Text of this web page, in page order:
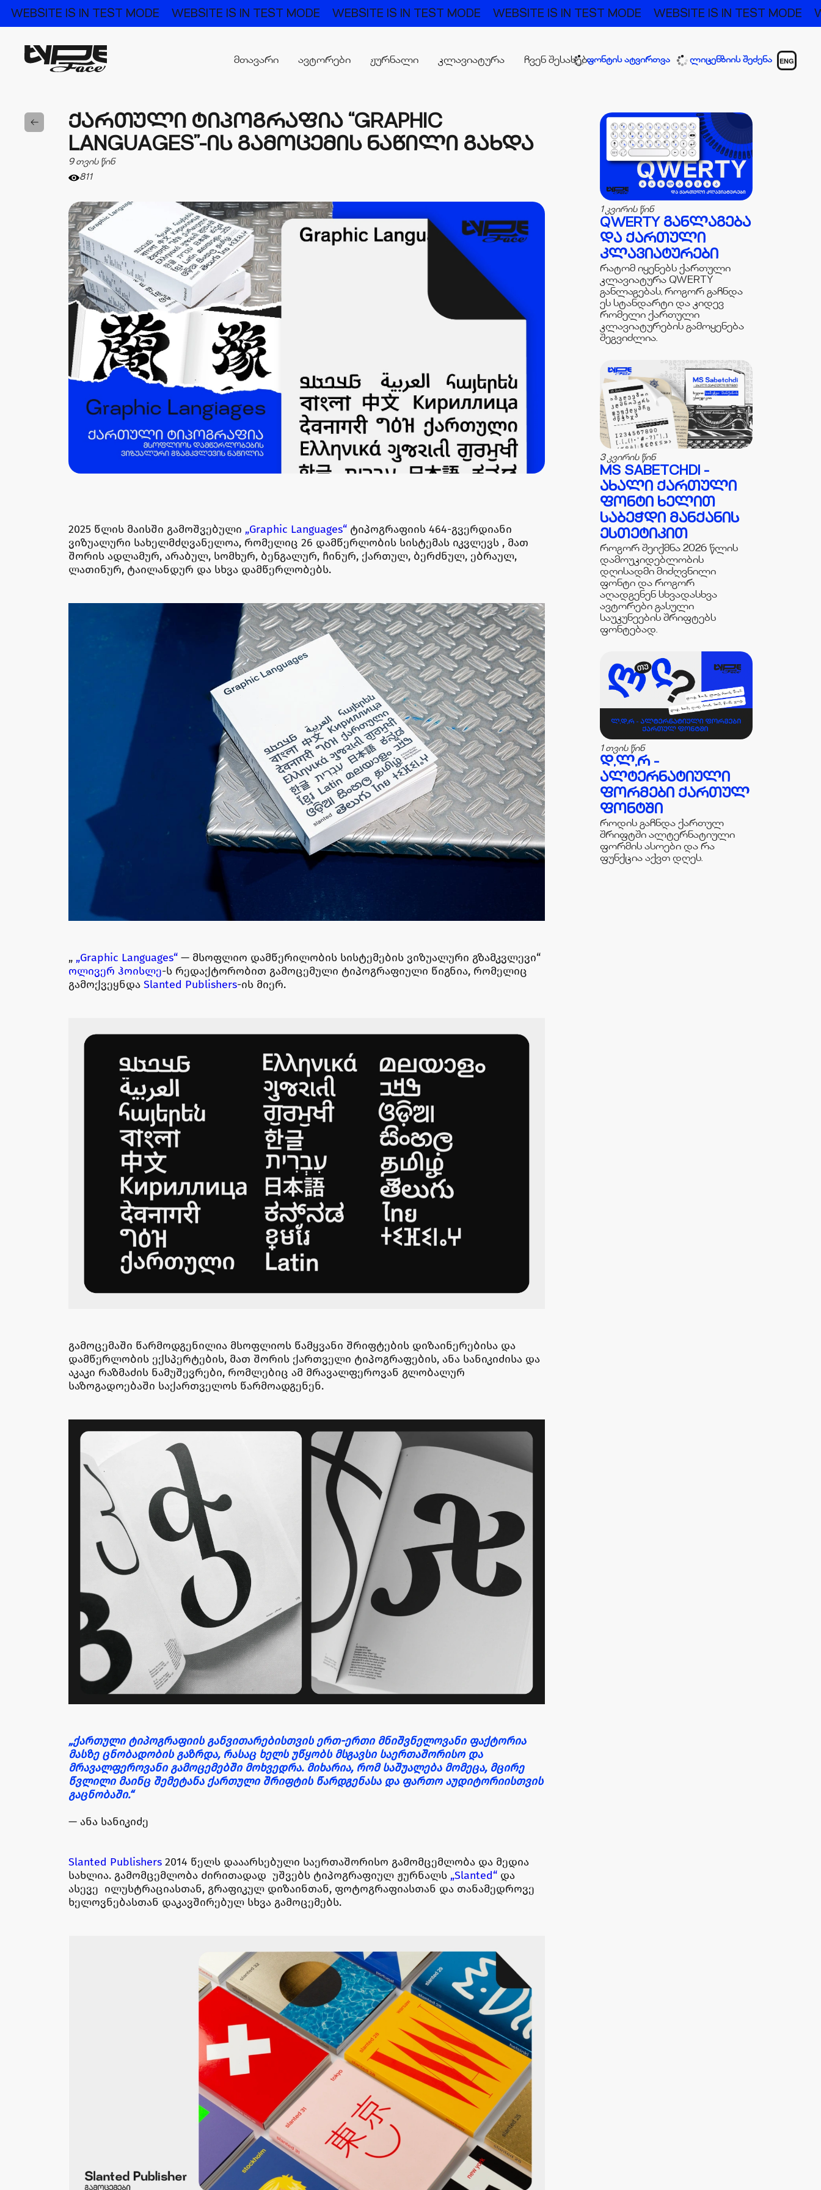
WEBSITE IS IN TEST MODE WEBSITE IS IN TEST MODE WEBSITE IS IN TEST MODE WEBSITE IS IN TEST MODE WEBSITE IS IN TEST MODE
მთავარი ავტორები ჟურნალი კლავიატურა ჩვენ შესახებფონტის ატვირთვა ლიცენზიის შეძენა ENG
ᲥᲐᲠᲗᲣᲚᲘ ᲢᲘᲞᲝᲒᲠᲐᲤᲘᲐ “GRAPHIC
LANGUAGES”-ᲘᲡ ᲒᲐᲛᲝᲪᲔᲛᲘᲡ ᲜᲐᲬᲘᲚᲘ ᲒᲐᲮᲓᲐ
9 თვის წინ
811
2025 წლის მაისში გამოშვებული „Graphic Languages“ ტიპოგრაფიის 464-გვერდიანი
ვიზუალური სახელმძღვანელოა, რომელიც 26 დამწერლობის სისტემას იკვლევს , მათ
შორის ადლამურ, არაბულ, სომხურ, ბენგალურ, ჩინურ, ქართულ, ბერძნულ, ებრაულ,
ლათინურ, ტაილანდურ და სხვა დამწერლობებს.
„ „Graphic Languages“ — მსოფლიო დამწერილობის სისტემების ვიზუალური გზამკვლევი“
ოლივერ ჰოისლე-ს რედაქტორობით გამოცემული ტიპოგრაფიული წიგნია, რომელიც
გამოქვეყნდა Slanted Publishers-ის მიერ.
გამოცემაში წარმოდგენილია მსოფლიოს წამყვანი შრიფტების დიზაინერებისა და
დამწერლობის ექსპერტების, მათ შორის ქართველი ტიპოგრაფების, ანა სანიკიძისა და
აკაკი რაზმაძის ნამუშევრები, რომლებიც ამ მრავალფეროვან გლობალურ
საზოგადოებაში საქართველოს წარმოადგენენ.
„ქართული ტიპოგრაფიის განვითარებისთვის ერთ-ერთი მნიშვნელოვანი ფაქტორია
მასზე ცნობადობის გაზრდა, რასაც ხელს უწყობს მსგავსი საერთაშორისო და
მრავალფეროვანი გამოცემებში მოხვედრა. მიხარია, რომ საშუალება მომეცა, მცირე
წვლილი მაინც შემეტანა ქართული შრიფტის წარდგენასა და ფართო აუდიტორიისთვის
გაცნობაში.“
— ანა სანიკიძე
Slanted Publishers 2014 წელს დააარსებული საერთაშორისო გამომცემლობა და მედია
სახლია. გამომცემლობა ძირითადად უშვებს ტიპოგრაფიულ ჟურნალს „Slanted“ და
ასევე ილუსტრაციასთან, გრაფიკულ დიზაინთან, ფოტოგრაფიასთან და თანამედროვე
ხელოვნებასთან დაკავშირებულ სხვა გამოცემებს.
1 კვირის წინ
QWERTY ᲒᲐᲜᲚᲐᲒᲔᲑᲐ
ᲓᲐ ᲥᲐᲠᲗᲣᲚᲘ
ᲙᲚᲐᲕᲘᲐᲢᲣᲠᲔᲑᲘ
რატომ იყენებს ქართული
კლავიატურა QWERTY
განლაგებას, როგორ გაჩნდა
ეს სტანდარტი და კიდევ
რომელი ქართული
კლავიატურების გამოყენება
შეგვიძლია.
3 კვირის წინ
MS SABETCHDI -
ᲐᲮᲐᲚᲘ ᲥᲐᲠᲗᲣᲚᲘ
ᲤᲝᲜᲢᲘ ᲮᲔᲚᲘᲗ
ᲡᲐᲑᲔᲭᲓᲘ ᲛᲐᲜᲥᲐᲜᲘᲡ
ᲔᲡᲗᲔᲢᲘᲙᲘᲗ
როგორ შეიქმნა 2026 წლის
დამოუკიდებლობის
დღისადმი მიძღვნილი
ფონტი და როგორ
აღადგენენ სხვადასხვა
ავტორები გასული
საუკუნეების შრიფტებს
ფონტებად.
1 თვის წინ
Დ,Ლ,Რ -
ᲐᲚᲢᲔᲠᲜᲐᲢᲘᲣᲚᲘ
ᲤᲝᲠᲛᲔᲑᲘ ᲥᲐᲠᲗᲣᲚ
ᲤᲝᲜᲢᲨᲘ
როდის გაჩნდა ქართულ
შრიფტში ალტერნატიული
ფორმის ასოები და რა
ფუნქცია აქვთ დღეს.